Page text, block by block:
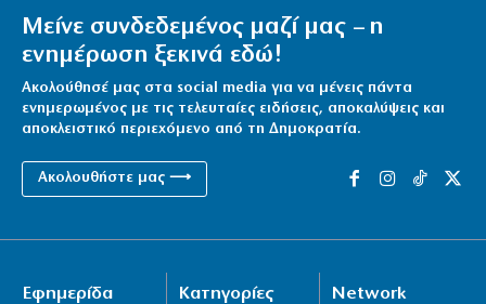
Μείνε συνδεδεμένος μαζί μας – η
ενημέρωση ξεκινά εδώ!
Ακολούθησέ μας στα social media για να μένεις πάντα
ενημερωμένος με τις τελευταίες ειδήσεις, αποκαλύψεις και
αποκλειστικό περιεχόμενο από τη Δημοκρατία.
Ακολουθήστε μας ⟶
Εφημερίδα
Κατηγορίες Network